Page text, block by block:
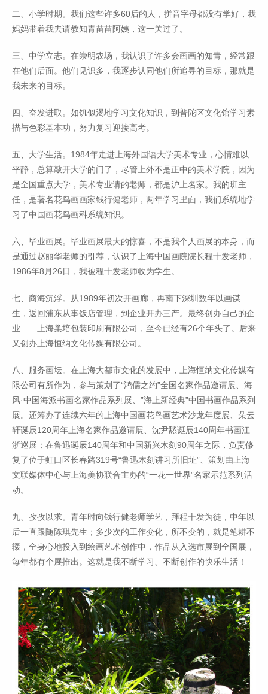
二、小学时期。我们这些许多60后的人，拼音字母都没有学好，我
妈妈带着我去请教知青苗苗阿姨，这一关过了。
三、中学立志。在崇明农场，我认识了许多会画画的知青，经常跟
在他们后面。他们见识多，我逐步认同他们所追寻的目标，那就是
我未来的目标。
四、奋发进取。如饥似渴地学习文化知识，到普陀区文化馆学习素
描与色彩基本功，努力复习迎接高考。
五、大学生活。1984年走进上海外国语大学美术专业，心情难以
平静，总算敲开大学的门了，尽管上外不是正中的美术学院，因为
是全国重点大学，美术专业请的老师，都是沪上名家。我的班主
任，是著名花鸟画画家钱行健老师，两年学习里面，我们系统地学
习了中国画花鸟画科系统知识。
六、毕业画展。毕业画展最大的惊喜，不是我个人画展的本身，而
是通过赵丽华老师的引荐，认识了上海中国画院院长程十发老师，
1986年8月26日，我被程十发老师收为学生。
七、商海沉浮。从1989年初次开画廊，再南下深圳数年以画谋
生，返回浦东从事饭店管理，到企业开办三产。最终创办自己的企
业——上海巢培包装印刷有限公司，至今已经有26个年头了。后来
又创办上海恒纳文化传媒有限公司。
八、服务画坛。在上海大都市文化的发展中，上海恒纳文化传媒有
限公司有所作为，参与策划了“鸿儒之约”全国名家作品邀请展、海
风·中国海派书画名家作品系列展、”海上新经典”中国书画作品系列
展。还筹办了连续六年的上海中国画花鸟画艺术沙龙年度展、朵云
轩诞辰120周年上海名家作品邀请展、沈尹黙诞辰140周年书画江
浙巡展；在鲁迅诞辰140周年和中国新兴木刻90周年之际，负责修
复了位于虹口区长春路319号“鲁迅木刻讲习所旧址”、策划由上海
文联媒体中心与上海美协联合主办的“一花一世界”名家示范系列活
动。
九、孜孜以求。青年时向钱行健老师学艺，拜程十发为徒，中年以
后一直跟随陈琪先生；多少次的工作变化，所不变的，就是笔耕不
辍，全身心地投入到绘画艺术创作中，作品从入选市展到全国展，
每年都有个展推出。这就是我不断学习、不断创作的快乐生活！